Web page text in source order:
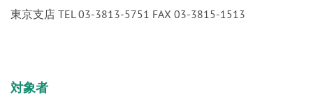
東京支店 TEL 03-3813-5751 FAX 03-3815-1513
対象者